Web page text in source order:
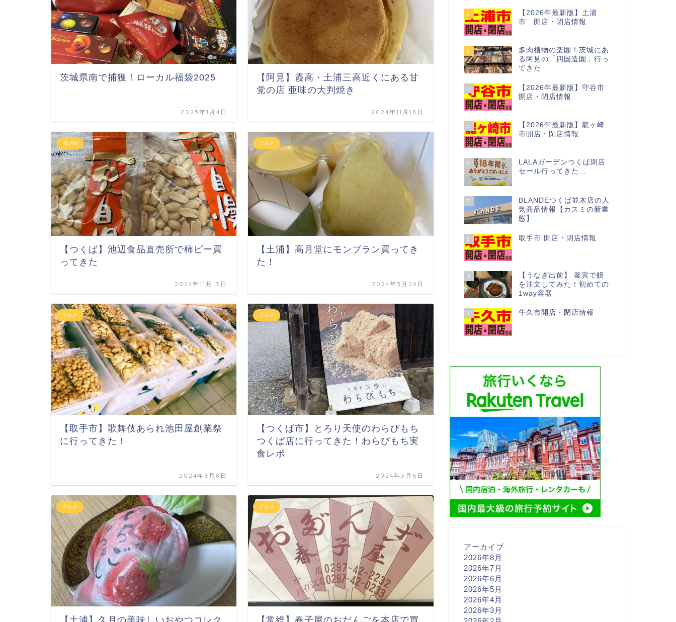
茨城県南で捕獲！ローカル福袋2025
2025年1月4日
【阿見】霞高・土浦三高近くにある甘
党の店 亜味の大判焼き
2024年11月18日
買い物
【つくば】池辺食品直売所で柿ピー買
ってきた
2024年11月13日
グルメ
【土浦】高月堂にモンブラン買ってき
た！
2024年3月24日
グルメ
【取手市】歌舞伎あられ池田屋創業祭
に行ってきた！
2024年3月8日
グルメ
【つくば市】とろり天使のわらびもち
つくば店に行ってきた！わらびもち実
食レポ
2024年3月6日
グルメ グルメ
2
【2026年最新版】土浦
市 開店・閉店情報
3
多肉植物の楽園！茨城にあ
る阿見の「四国造園」行っ
てきた
4
【2026年最新版】守谷市
開店・閉店情報
5
【2026年最新版】龍ヶ崎
市開店・閉店情報
6
LALAガーデンつくば閉店
セール行ってきた…
7
BLANDEつくば並木店の人
気商品情報【カスミの新業
態】
8 取手市 開店・閉店情報
9
【うなぎ出前】 釜寅で鰻
を注文してみた！初めての
1way容器
10 牛久市開店・閉店情報
アーカイブ
2026年8月
2026年7月
2026年6月
2026年5月
2026年4月
2026年3月